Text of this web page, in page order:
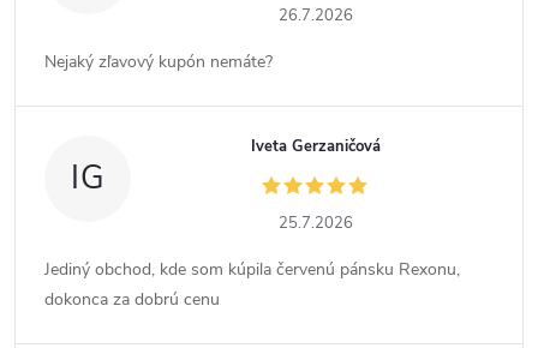
26.7.2026
Nejaký zľavový kupón nemáte?
IG
Iveta Gerzaničová
25.7.2026
Jediný obchod, kde som kúpila červenú pánsku Rexonu,
dokonca za dobrú cenu